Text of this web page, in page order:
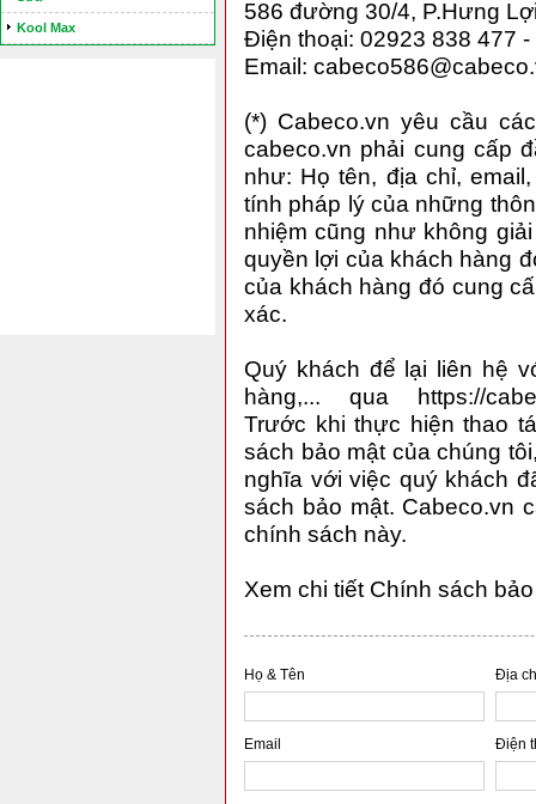
Kool Max
586 đường 30/4, P.Hưng
Điện thoại: 02923 838 477
Email:
(*) Cabeco.vn yêu cầu
cabeco.vn phải cung cấp
như: Họ tên, địa chỉ,
tính pháp lý của những
nhiệm cũng như không
quyền lợi của khách hàng
của khách hàng đó cung
xác.
Quý khách để lại liên hệ
hàng,... qua
https://
Trước khi thực hiện thao
sách bảo mật của chúng
nghĩa với việc quý khách
sách bảo mật. Cabeco.vn
chính sách này.
Xem chi tiết Chính sách
Họ & Tên Địa
Email Điện